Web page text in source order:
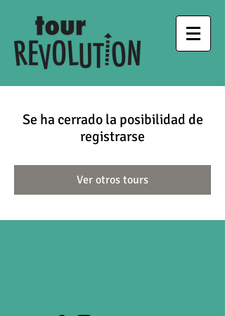
Se ha cerrado la posibilidad de
registrarse
Ver otros tours